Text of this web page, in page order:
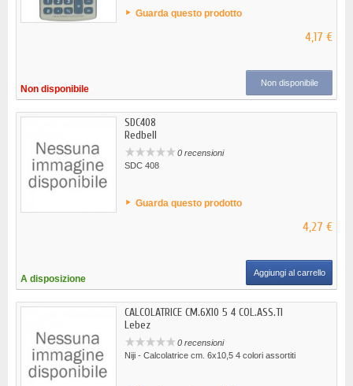
Guarda questo prodotto
4,17 €
Non disponibile
Non disponibile
SDC408
Redbell
0 recensioni
SDC 408
Guarda questo prodotto
4,27 €
A disposizione
Aggiungi al carrello
CALCOLATRICE CM.6X10 5 4 COL.ASS.TI
Lebez
0 recensioni
Niji - Calcolatrice cm. 6x10,5 4 colori assortiti